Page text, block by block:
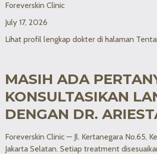
Foreverskin Clinic
July 17, 2026
Lihat profil lengkap dokter di halaman
MASIH ADA
KONSULTASIKAN
DENGAN DR.
Foreverskin Clinic — Jl. Kertanegara No.65,
Jakarta Selatan. Setiap treatment